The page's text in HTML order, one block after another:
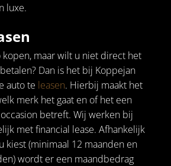
luxe.
maar wilt u niet direct het
Dan is het bij Koppejan
auto te leasen. Hierbij maakt het
merk het gaat en of het een
betreft. Wij werken bij
met financial lease. Afhankelijk
kiest (minimaal 12 maanden en
wordt er een maandbedrag